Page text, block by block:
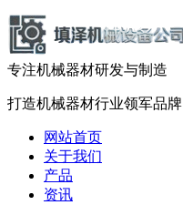
专注机械器材研发与制造
打造机械器材行业领军品牌
网站首页
关于我们
产品
资讯